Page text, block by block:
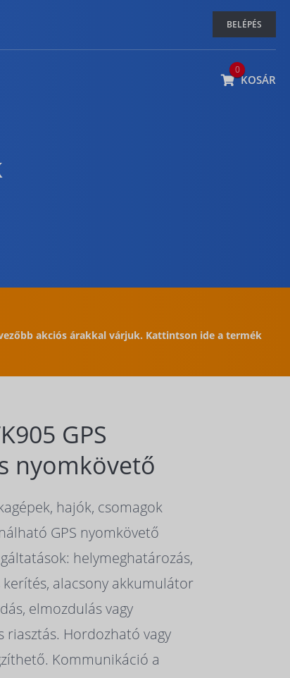
BELÉPÉS
0
KOSÁR
akciós árakkal várjuk. Kattintson ide a termék
GPS
nyomkövető
hajók, csomagok
GPS nyomkövető
helymeghatározás,
alacsony akkumulátor
elmozdulás vagy
riasztás. Hordozható vagy
Kommunikáció a